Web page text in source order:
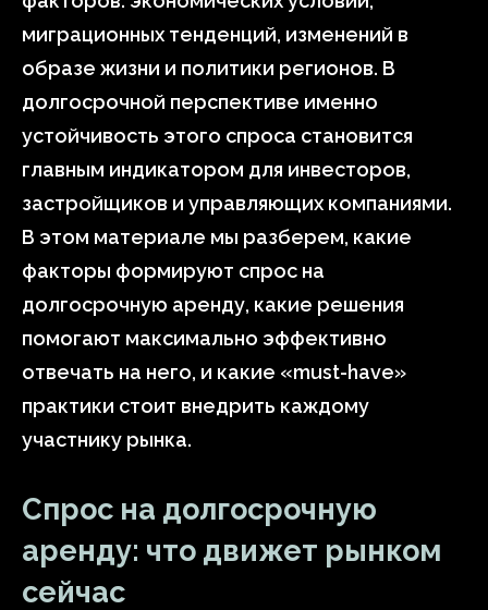
миграционных тенденций, изменений в
образе жизни и политики регионов. В
долгосрочной перспективе именно
устойчивость этого спроса становится
главным индикатором для инвесторов,
застройщиков и управляющих компаниями.
В этом материале мы разберем, какие
факторы формируют спрос на
долгосрочную аренду, какие решения
помогают максимально эффективно
отвечать на него, и какие «must-have»
практики стоит внедрить каждому
участнику рынка.
Спрос на долгосрочную
аренду: что движет рынком
сейчас